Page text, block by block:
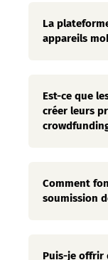
La
appareils
Est-ce que
créer leurs
Comment
soumission
Puis-je offrir